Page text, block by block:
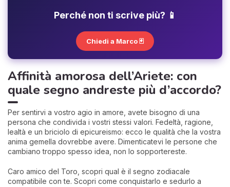
Perché non ti scrive più? 📱
Chiedi a Marco 🃏
Affinità amorosa dell’Ariete: con
quale segno andreste più d’accordo?
Per sentirvi a vostro agio in amore, avete bisogno di una
persona che condivida i vostri stessi valori. Fedeltà, ragione,
lealtà e un briciolo di epicureismo: ecco le qualità che la vostra
anima gemella dovrebbe avere. Dimenticatevi le persone che
cambiano troppo spesso idea, non lo sopportereste.
Caro amico del Toro, scopri qual è il segno zodiacale
compatibile con te. Scopri come conquistarlo e sedurlo a